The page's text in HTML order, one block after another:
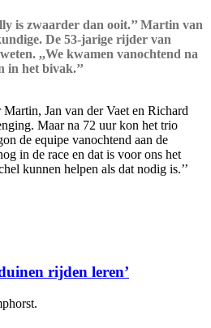
is zwaarder dan ooit.’’ Martin van
De 53-jarige rijder van
,,We kwamen vanochtend na
in het bivak.’’
Jan van der Vaet en Richard
Maar na 72 uur kon het trio
de equipe vanochtend aan de
in de race en dat is voor ons het
kunnen helpen als dat nodig is.’’
rijden leren’